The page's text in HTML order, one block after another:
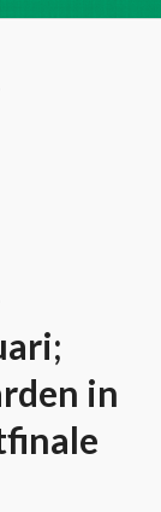
in